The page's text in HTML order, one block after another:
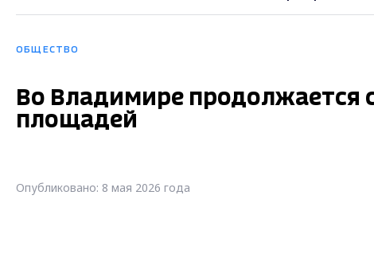
ОБЩЕСТВО
Во Владимире продолжается
площадей
Опубликовано: 8 мая 2026 года